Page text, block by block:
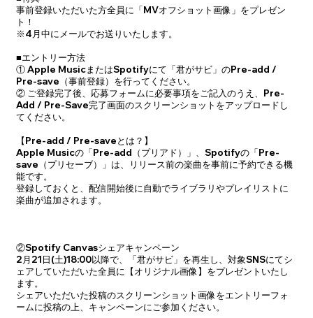
事前登録いただいた方全員に「MVオフショット画像」をプレゼン
ト！
※4月中にメールでお送りいたします。
■エントリー方法
① Apple MusicまたはSpotifyにて「君がサビ」のPre-add /
Pre-save（事前登録）を行ってください。
② ご登録完了後、応募フォームに必要事項をご記入のうえ、Pre-
Add / Pre-Save完了画面のスクリーンショットをアップロードし
てください。
【Pre-add / Pre-saveとは？】
Apple Musicの「Pre-add（プリアド）」、Spotifyの「Pre-
save（プリセーブ）」は、リリース前の楽曲を事前に予約できる機
能です。
登録しておくと、配信開始後に自動でライブラリやプレイリストに
楽曲が追加されます。
②Spotify Canvasシェアキャンペーン
2月21日(土)18:00以降で、「君がサビ」を再生し、対象SNSにてシ
ェアしていただいた全員に【オリジナル画像】をプレゼントいたし
ます。
シェアいただいた投稿のスクリーンショット画像をエントリーフォ
ームに投稿の上、キャンペーンにご参加ください。